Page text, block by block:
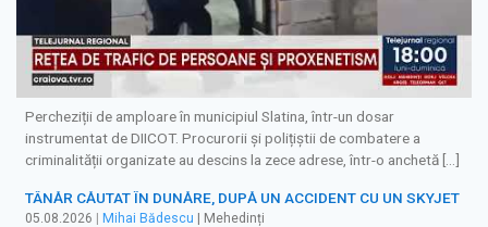
Percheziții de amploare în municipiul Slatina, într-un dosar
instrumentat de DIICOT. Procurorii și polițiștii de combatere a
criminalității organizate au descins la zece adrese, într-o anchetă […]
TÂNĂR CĂUTAT ÎN DUNĂRE, DUPĂ UN ACCIDENT CU UN SKYJET
05.08.2026 | Mihai Bădescu | Mehedinți